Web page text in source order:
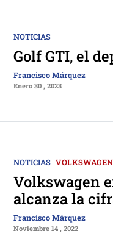
NOTICIAS
Golf GTI, el
Francisco Márquez
Enero 30 , 2023
NOTICIAS VOLKSWAGEN
Volkswagen
alcanza la
Francisco Márquez
Noviembre 14 , 2022